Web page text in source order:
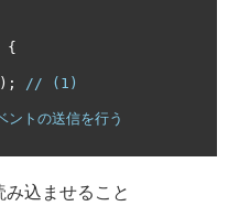
{
); // (1)
トの送信を行う
込ませること